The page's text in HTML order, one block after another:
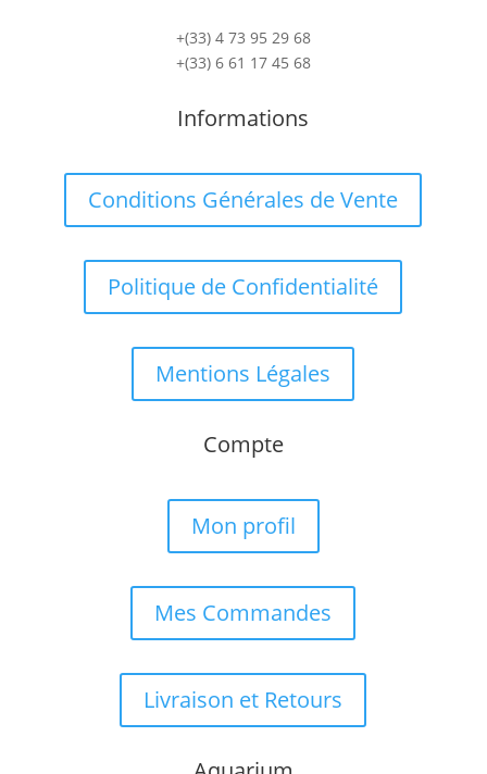
+(33) 4 73 95 29 68
+(33) 6 61 17 45 68
Informations
Conditions Générales de Vente
Politique de Confidentialité
Mentions Légales
Compte
Mon profil
Mes Commandes
Livraison et Retours